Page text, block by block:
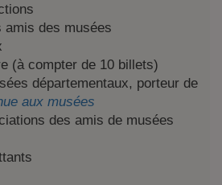
amis des musées
(à compter de 10 billets)
départementaux, porteur de
aux musées
des amis de musées